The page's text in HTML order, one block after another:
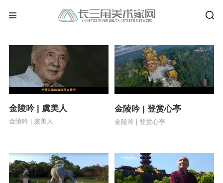
金陵吟 | 虞美人
金陵吟 | 虞美人
金陵吟 | 登赏心亭
金陵吟 | 登赏心亭